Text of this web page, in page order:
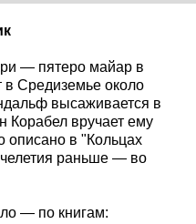
— пятеро майар в
в Средиземье около
высаживается в
Корабел вручает ему
описано в "Кольцах
раньше — во
— по книгам: